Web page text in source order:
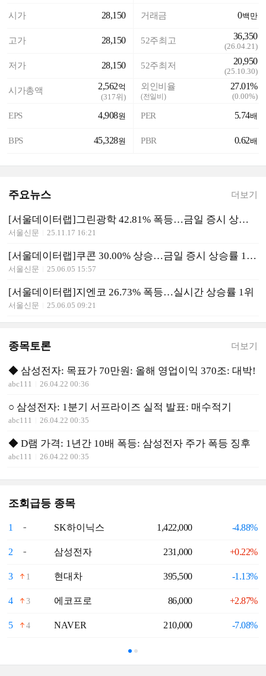
시가 28,150
고가 28,150
저가 28,150
시가총액 2,562억
(317위)
EPS 4,908원
BPS 45,328원
거래금 0백만
52주최고 36,350
(26.04.21)
52주최저 20,950
(25.10.30)
외인비율
(전일비)
27.01%
(0.00%)
PER 5.74배
PBR 0.62배
주요뉴스 더보기
[서울데이터랩]그린광학 42.81% 폭등…금일 증시 상승률 1위로 마감
서울신문 25.11.17 16:21
[서울데이터랩]쿠콘 30.00% 상승…금일 증시 상승률 1위로 마감
서울신문 25.06.05 15:57
[서울데이터랩]지엔코 26.73% 폭등…실시간 상승률 1위
서울신문 25.06.05 09:21
종목토론 더보기
◆ 삼성전자: 목표가 70만원: 올해 영업이익 370조: 대박!
abc111 26.04.22 00:36
○ 삼성전자: 1분기 서프라이즈 실적 발표: 매수적기
abc111 26.04.22 00:35
◆ D램 가격: 1년간 10배 폭등: 삼성전자 주가 폭등 징후
abc111 26.04.22 00:35
조회급등 종목
1 SK하이닉스 1,422,000 -4.88%
2 삼성전자 231,000 +0.22%
3 1 현대차 395,500 -1.13%
4 3 에코프로 86,000 +2.87%
5 4 NAVER 210,000 -7.08%